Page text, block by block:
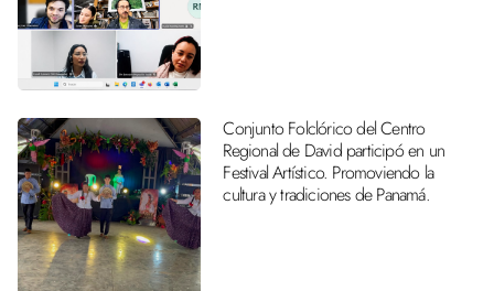
Conjunto Folclórico del Centro
Regional de David participó en un
Festival Artístico. Promoviendo la
cultura y tradiciones de Panamá.